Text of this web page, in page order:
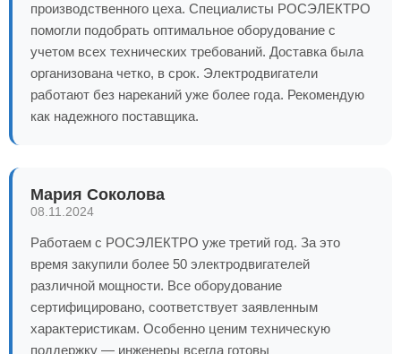
производственного цеха. Специалисты РОСЭЛЕКТРО
помогли подобрать оптимальное оборудование с
учетом всех технических требований. Доставка была
организована четко, в срок. Электродвигатели
работают без нареканий уже более года. Рекомендую
как надежного поставщика.
Мария Соколова
08.11.2024
Работаем с РОСЭЛЕКТРО уже третий год. За это
время закупили более 50 электродвигателей
различной мощности. Все оборудование
сертифицировано, соответствует заявленным
характеристикам. Особенно ценим техническую
поддержку — инженеры всегда готовы